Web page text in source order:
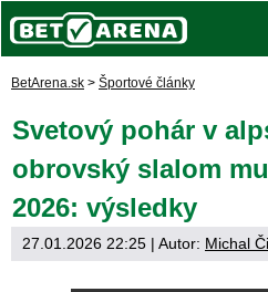
BetArena.sk > Športové články
Svetový pohár v
obrovský slalom
2026: výsledky
27.01.2026 22:25 | Autor: Michal